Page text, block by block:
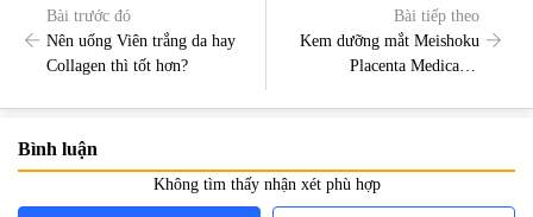
Bài trước đó
Nên uống Viên trắng da hay
Collagen thì tốt hơn?
Bài tiếp theo
Kem dưỡng mắt Meishoku
Placenta Medicated
thật sự tốt?
Bình luận
Không tìm thấy nhận xét phù hợp